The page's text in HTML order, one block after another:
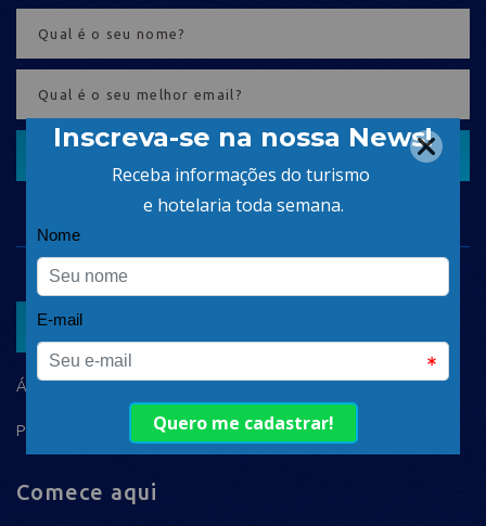
ÁREA DO ASSOCIADO
POLÍTICA DE PRIVACIDADE
Comece aqui